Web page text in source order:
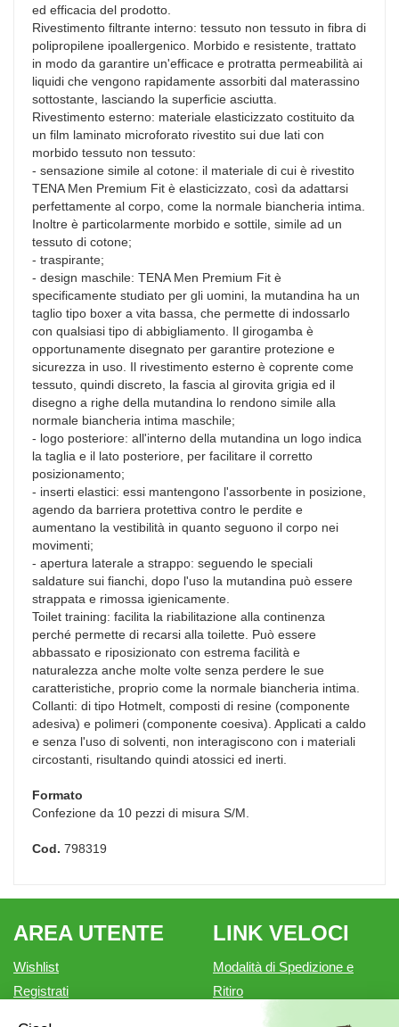
ed efficacia del prodotto.
Rivestimento filtrante interno: tessuto non tessuto in fibra di
polipropilene ipoallergenico. Morbido e resistente, trattato
in modo da garantire un'efficace e protratta permeabilità ai
liquidi che vengono rapidamente assorbiti dal materassino
sottostante, lasciando la superficie asciutta.
Rivestimento esterno: materiale elasticizzato costituito da
un film laminato microforato rivestito sui due lati con
morbido tessuto non tessuto:
- sensazione simile al cotone: il materiale di cui è rivestito
TENA Men Premium Fit è elasticizzato, così da adattarsi
perfettamente al corpo, come la normale biancheria intima.
Inoltre è particolarmente morbido e sottile, simile ad un
tessuto di cotone;
- traspirante;
- design maschile: TENA Men Premium Fit è
specificamente studiato per gli uomini, la mutandina ha un
taglio tipo boxer a vita bassa, che permette di indossarlo
con qualsiasi tipo di abbigliamento. Il girogamba è
opportunamente disegnato per garantire protezione e
sicurezza in uso. Il rivestimento esterno è coprente come
tessuto, quindi discreto, la fascia al girovita grigia ed il
disegno a righe della mutandina lo rendono simile alla
normale biancheria intima maschile;
- logo posteriore: all'interno della mutandina un logo indica
la taglia e il lato posteriore, per facilitare il corretto
posizionamento;
- inserti elastici: essi mantengono l'assorbente in posizione,
agendo da barriera protettiva contro le perdite e
aumentano la vestibilità in quanto seguono il corpo nei
movimenti;
- apertura laterale a strappo: seguendo le speciali
saldature sui fianchi, dopo l'uso la mutandina può essere
strappata e rimossa igienicamente.
Toilet training: facilita la riabilitazione alla continenza
perché permette di recarsi alla toilette. Può essere
abbassato e riposizionato con estrema facilità e
naturalezza anche molte volte senza perdere le sue
caratteristiche, proprio come la normale biancheria intima.
Collanti: di tipo Hotmelt, composti di resine (componente
adesiva) e polimeri (componente coesiva). Applicati a caldo
e senza l'uso di solventi, non interagiscono con i materiali
circostanti, risultando quindi atossici ed inerti.
Formato
Confezione da 10 pezzi di misura S/M.
Cod. 798319
AREA UTENTE
Wishlist
Registrati
LINK VELOCI
Modalità di Spedizione e
Ritiro